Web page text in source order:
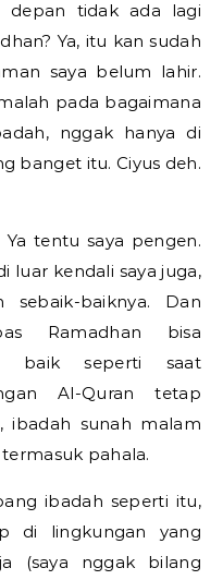
depan tidak ada lagi
Ya, itu kan sudah
saya belum lahir.
pada bagaimana
nggak hanya di
banget itu. Ciyus deh.
tentu saya pengen.
luar kendali saya juga,
sebaik-baiknya. Dan
Ramadhan bisa
baik seperti saat
Al-Quran tetap
ibadah sunah malam
pahala.
ibadah seperti itu,
di lingkungan yang
(saya nggak bilang